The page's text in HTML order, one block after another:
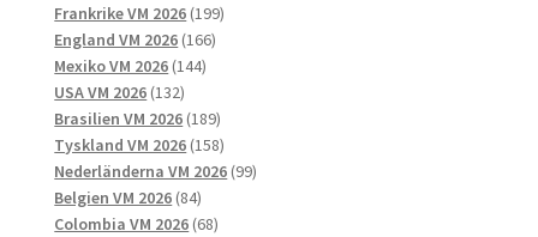
produkter
Frankrike VM 2026 199199
England VM 2026 166166
Mexiko VM 2026 144144
USA VM 2026 132132
produkter
Brasilien VM 2026 189189
produkter
Tyskland VM 2026 158158
produkter
Nederländerna VM 2026 9999
Belgien VM 2026 8484
produkter
Colombia VM 2026 6868